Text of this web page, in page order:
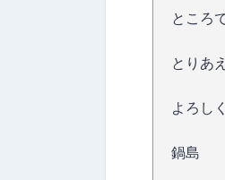
ところ
とりあ
よろし
鍋島